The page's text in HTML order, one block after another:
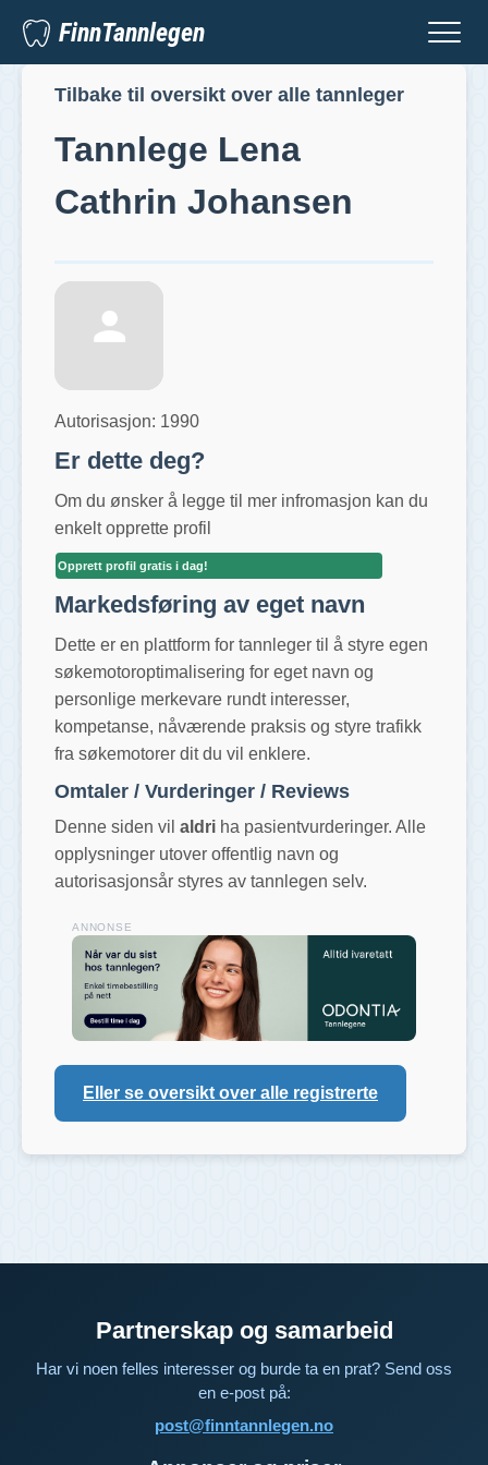
FinnTannlegen
Tilbake til oversikt over alle tannleger
Tannlege Lena
Cathrin Johansen
Autorisasjon: 1990
Er dette deg?
Om du ønsker å legge til mer infromasjon kan du
enkelt opprette profil
Opprett profil gratis i dag!
Markedsføring av eget navn
Dette er en plattform for tannleger til å styre egen
søkemotoroptimalisering for eget navn og
personlige merkevare rundt interesser,
kompetanse, nåværende praksis og styre trafikk
fra søkemotorer dit du vil enklere.
Omtaler / Vurderinger / Reviews
Denne siden vil aldri ha pasientvurderinger. Alle
opplysninger utover offentlig navn og
autorisasjonsår styres av tannlegen selv.
ANNONSE
Eller se oversikt over alle registrerte
Partnerskap og samarbeid
Har vi noen felles interesser og burde ta en prat? Send oss
en e-post på:
post@finntannlegen.no